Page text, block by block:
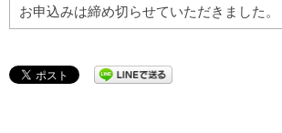
お申込みは締め切らせていただきました。